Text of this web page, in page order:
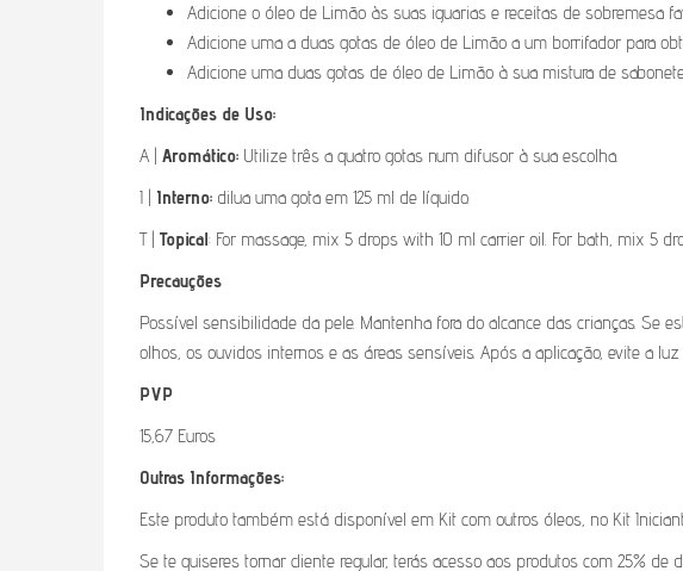
Adicione o óleo de Limão às suas iguarias e receitas de sobremesa
Adicione uma a duas gotas de óleo de Limão a um borrifador para
Adicione uma duas gotas de óleo de Limão à sua mistura de
Indicações de Uso:
A | Aromático: Utilize três a quatro gotas num difusor à sua escolha.
I | Interno: dilua uma gota em 125 ml de líquido.
T | Topical: For massage, mix 5 drops with 10 ml carrier oil. For bath, mix 5
Precauções
Possível sensibilidade da pele. Mantenha fora do alcance das crianças. Se
olhos, os ouvidos internos e as áreas sensíveis. Após a aplicação, evite a luz
PVP
15,67 Euros
Outras Informações:
Este produto também está disponível em Kit com outros óleos, no Kit
Se te quiseres tornar cliente regular, terás acesso aos produtos com 25% de